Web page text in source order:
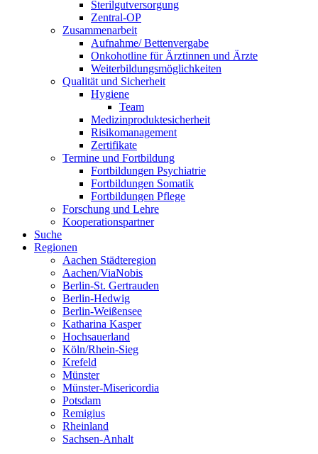
Sterilgutversorgung
Zentral-OP
Zusammenarbeit
Aufnahme/ Bettenvergabe
Onkohotline für Ärztinnen und Ärzte
Weiterbildungsmöglichkeiten
Qualität und Sicherheit
Hygiene
Team
Medizinproduktesicherheit
Risikomanagement
Zertifikate
Termine und Fortbildung
Fortbildungen Psychiatrie
Fortbildungen Somatik
Fortbildungen Pflege
Forschung und Lehre
Kooperationspartner
Suche
Regionen
Aachen Städteregion
Aachen/ViaNobis
Berlin-St. Gertrauden
Berlin-Hedwig
Berlin-Weißensee
Katharina Kasper
Hochsauerland
Köln/Rhein-Sieg
Krefeld
Münster
Münster-Misericordia
Potsdam
Remigius
Rheinland
Sachsen-Anhalt